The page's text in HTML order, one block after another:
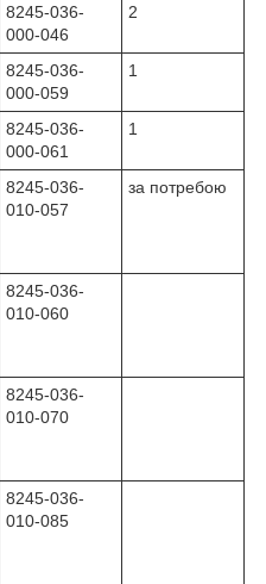
8245-036-
000-046
2
8245-036-
000-059
1
8245-036-
000-061
1
8245-036-
010-057
за потребою
8245-036-
010-060
8245-036-
010-070
8245-036-
010-085